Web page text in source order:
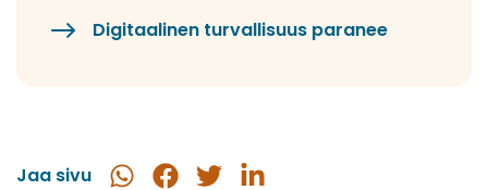
Digitaalinen turvallisuus paranee
Jaa sivu
Jaa
Jaa
Jaa
Jaa